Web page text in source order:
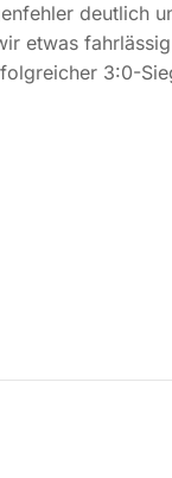
deutlich
etwas
3:0-